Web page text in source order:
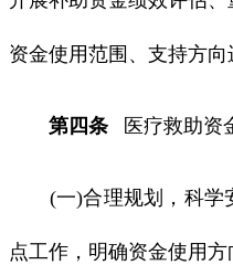
资金使用范围、支持方向
第四条 医疗救助资
(一)合理规划，科学
点工作，明确资金使用方